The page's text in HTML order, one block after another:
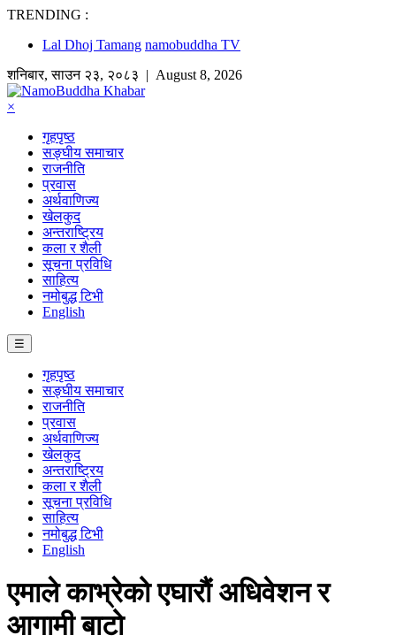
TRENDING :
Lal Dhoj Tamang namobuddha TV
शनिबार,साउन २३, २०८३ | August 8, 2026
×
गृहपृष्ठ
सङ्घीय समाचार
राजनीति
प्रवास
अर्थवाणिज्य
खेलकुद
अन्तराष्ट्रिय
कला र शैली
सूचना प्रविधि
साहित्य
नमोबुद्ध टिभी
English
☰
गृहपृष्ठ
सङ्घीय समाचार
राजनीति
प्रवास
अर्थवाणिज्य
खेलकुद
अन्तराष्ट्रिय
कला र शैली
सूचना प्रविधि
साहित्य
नमोबुद्ध टिभी
English
एमाले काभ्रेको एघारौं अधिवेशन र
आगामी बाटो